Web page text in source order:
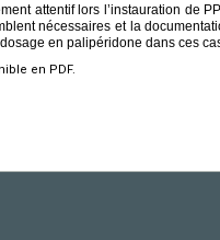
attentif lors l’instauration de
nécessaires et la
en palipéridone dans ces
en PDF.